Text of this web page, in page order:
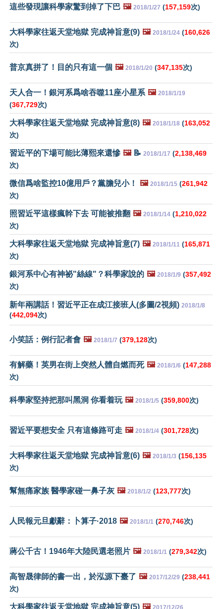
這些發現讓科學家驚到掉了下巴 🖼️ 2018/1/27 (157,159次)
大科學家往返天堂地獄 完成神旨意(9) 🖼️ 2018/1/24 (160,626
次)
普京真拼了！目的只有這一個 🖼️ 2018/1/20 (347,135次)
天人合一！銀河系爲啥吞噬11座小星系 🖼️ 2018/1/19
(367,729次)
大科學家往返天堂地獄 完成神旨意(8) 🖼️ 2018/1/18 (163,052
次)
習近平的下場可能比薄熙來還慘 🖼️📝 2018/1/17 (2,138,469
次)
微信爲啥監控10億用戶？黨膽兒小！ 🖼️ 2018/1/15 (261,942
次)
照習近平這樣瘋幹下去 可能被推翻 🖼️ 2018/1/14 (1,210,022
次)
大科學家往返天堂地獄 完成神旨意(7) 🖼️ 2018/1/11 (165,871
次)
銀河系中心有神祕"絲線"？科學家說的 🖼️ 2018/1/9 (357,492
次)
新年兩講話！習近平正在成江接班人(多圖/2視頻) 2018/1/8
(442,094次)
小笑話：例行記者會 🖼️ 2018/1/7 (379,128次)
有解藥！英男在街上突然人體自燃而死 🖼️ 2018/1/6 (147,288
次)
科學家堅持把那叫黑洞 你看着玩 🖼️ 2018/1/5 (359,800次)
習近平要想安全 只有這條路可走 🖼️ 2018/1/4 (301,728次)
大科學家往返天堂地獄 完成神旨意(6) 🖼️ 2018/1/3 (156,135
次)
幫無痛家族 醫學家碰一鼻子灰 🖼️ 2018/1/2 (123,777次)
人民報元旦獻辭：卜算子·2018 🖼️ 2018/1/1 (270,746次)
蔣公千古！1946年大陸民選老照片 🖼️ 2018/1/1 (279,342次)
高智晟律師的書一出，於泓源下臺了 🖼️ 2017/12/29 (238,441
次)
大科學家往返天堂地獄 完成神旨意(5) 🖼️ 2017/12/26